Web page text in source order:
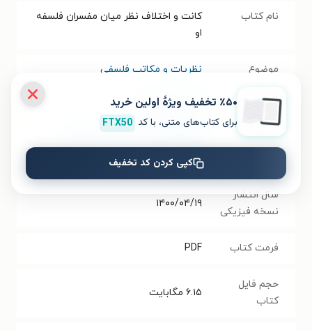
نام کتاب
کانت و اختلاف نظر میان مفسران فلسفه
او
موضوع نظریات و مکاتب فلسفی
نویسنده کریم مجتهدی
فرهنگی
سال انتشار
نسخه فیزیکی
۱۴۰۰/۰۴/۱۹
فرمت کتاب PDF
حجم فایل
کتاب
۶.۱۵ مگابایت
٪۵۰ تخفیف ویژۀ اولین خرید
برای کتاب‌های متنی، با کد FTX50
کپی کردن کد تخفیف